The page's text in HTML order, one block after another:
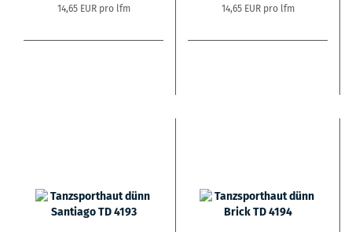
14,65 EUR pro lfm 14,65 EUR pro lfm